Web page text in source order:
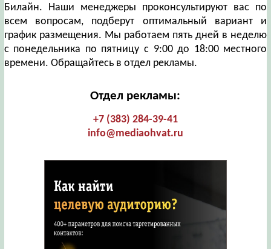
Билайн. Наши менеджеры проконсультируют вас по
всем вопросам, подберут оптимальный вариант и
график размещения. Мы работаем пять дней в неделю
с понедельника по пятницу с 9:00 до 18:00 местного
времени. Обращайтесь в отдел рекламы.
Отдел рекламы:
+7 (383) 284-39-41
info@mediaohvat.ru